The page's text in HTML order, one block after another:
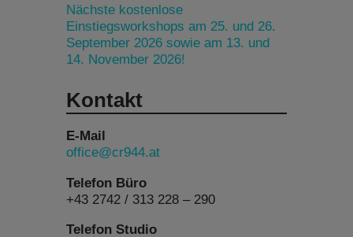
Nächste kostenlose
Einstiegsworkshops am 25. und 26.
September 2026 sowie am 13. und
14. November 2026!
Kontakt
E-Mail
office@cr944.at
Telefon Büro
+43 2742 / 313 228 – 290
Telefon Studio